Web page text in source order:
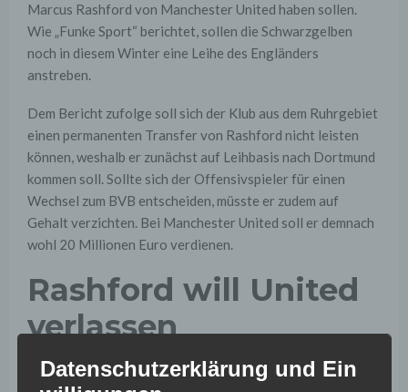
Marcus Rashford von Manchester United haben sollen.
Wie „Funke Sport“ berichtet, sollen die Schwarzgelben
noch in diesem Winter eine Leihe des Engländers
anstreben.
Dem Bericht zufolge soll sich der Klub aus dem Ruhrgebiet
einen permanenten Transfer von Rashford nicht leisten
können, weshalb er zunächst auf Leihbasis nach Dortmund
kommen soll. Sollte sich der Offensivspieler für einen
Wechsel zum BVB entscheiden, müsste er zudem auf
Gehalt verzichten. Bei Manchester United soll er demnach
wohl 20 Millionen Euro verdienen.
Rashford will United
verlassen
Bei Manchester United hat Marcus Rashford wohl keine
Datenschutzerklärung und Ein